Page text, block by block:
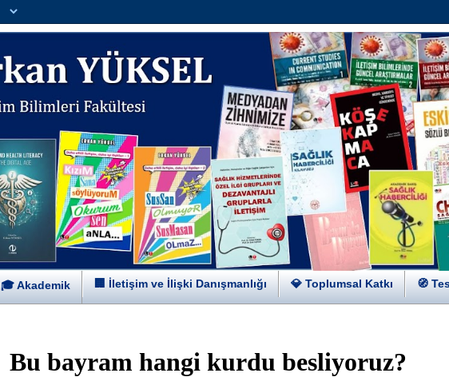
🎓 Akademik 🏢 İletişim ve İlişki Danışmanlığı 💎 Toplumsal Katkı 🧭
Bu bayram hangi kurdu besliyoruz?